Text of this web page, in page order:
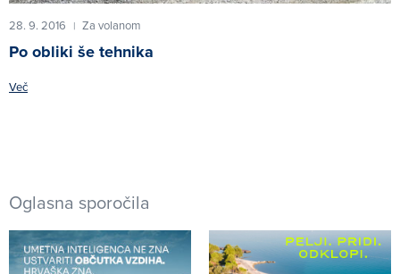
28. 9. 2016 | Za volanom
Po obliki še tehnika
Več
Oglasna sporočila